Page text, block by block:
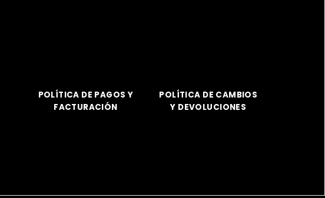
POLÍTICA DE PAGOS Y
FACTURACIÓN
POLÍTICA DE CAMBIOS
Y DEVOLUCIONES